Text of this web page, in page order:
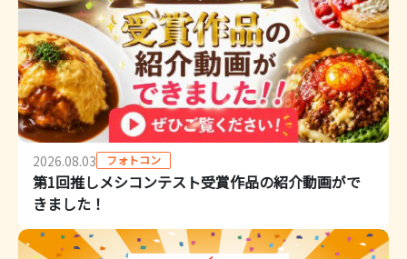
2026.08.03 フォトコン
第1回推しメシコンテスト受賞作品の紹介動画がで
きました！